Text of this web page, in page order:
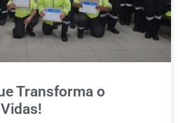
Transforma o